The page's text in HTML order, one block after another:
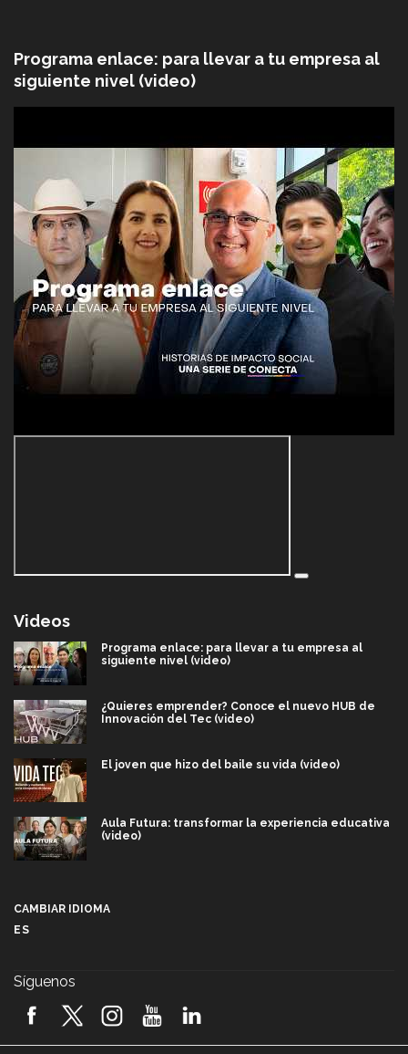
Programa enlace: para llevar a tu empresa al
siguiente nivel (video)
Videos
Programa enlace: para llevar a tu empresa al
siguiente nivel (video)
¿Quieres emprender? Conoce el nuevo HUB de
Innovación del Tec (video)
El joven que hizo del baile su vida (video)
Aula Futura: transformar la experiencia educativa
(video)
2026! (video)
CAMBIAR IDIOMA
ES
Síguenos